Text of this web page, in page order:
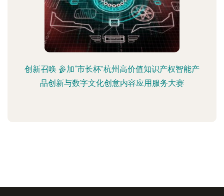
创新召唤 参加“市长杯”杭州高价值知识产权智能产
品创新与数字文化创意内容应用服务大赛